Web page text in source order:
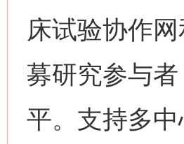
床试验协作
募研究参与
平。支持多